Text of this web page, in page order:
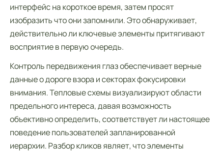
интерфейс на короткое время, затем просят
изобразить что они запомнили. Это обнаруживает,
действительно ли ключевые элементы притягивают
восприятие в первую очередь.
Контроль передвижения глаз обеспечивает верные
данные о дороге взора и секторах фокусировки
внимания. Тепловые схемы визуализируют области
предельного интереса, давая возможность
объективно определить, соответствует ли настоящее
поведение пользователей запланированной
иерархии. Разбор кликов являет, что элементы